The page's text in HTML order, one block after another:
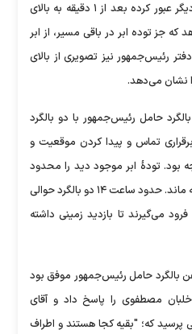
از ابرها، ارتفاع بگیرند. دو بالگردِ دیگر عبور کرده بعد از ۱ دقیقه به بالای
جز توده ابر در باقی مسیر، از ابر
رئیس‌جمهور نیز تصویری از بالای
نشان می‌دهد.
بالگرد حامل رئیس‌جمهور با دو بالگرد
تماس و پیدا کردن موقعیت و
بود. تودۀ ابر موجود دید را محدود
کرد و جست‌وجوی هوایی بی‌نتیجه ماند. حدود ساعت ۱۴ دو بالگرد حوالی
می‌گیرند تا بازدید زمینی داشته
با تلفن بالگرد حامل رئیس‌جمهور موفق بود
مصطفوی را پاسخ داد و آقای
پرسید که؛ "بقیه کجا هستند و اطراف